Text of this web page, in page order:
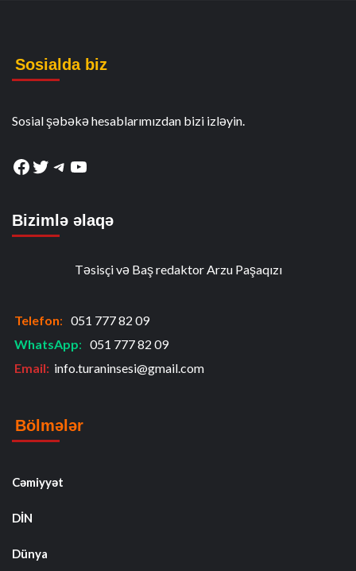
Sosialda biz
Sosial şəbəkə hesablarımızdan bizi izləyin.
Facebook
Twitter
Telegram
YouTube
Bizimlə əlaqə
Təsisçi və Baş redaktor Arzu Paşaqızı
Telefon: 051 777 82 09
WhatsApp: 051 777 82 09
Email: info.turaninsesi@gmail.com
Bölmələr
Cəmiyyət
DİN
Dünya